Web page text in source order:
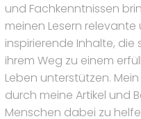
und Fachkenntnissen
meinen Lesern relevante
inspirierende Inhalte, die
ihrem Weg zu einem
Leben unterstützen. Mein
durch meine Artikel und
Menschen dabei zu